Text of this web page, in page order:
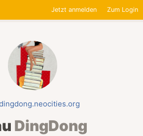
Jetzt anmelden Zum Login
DingDong